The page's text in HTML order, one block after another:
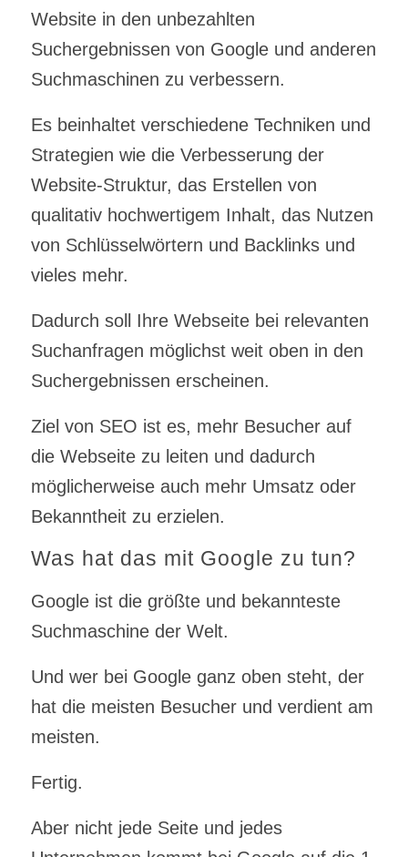
Website in den unbezahlten
Suchergebnissen von Google und anderen
Suchmaschinen zu verbessern.
Es beinhaltet verschiedene Techniken und
Strategien wie die Verbesserung der
Website-Struktur, das Erstellen von
qualitativ hochwertigem Inhalt, das Nutzen
von Schlüsselwörtern und Backlinks und
vieles mehr.
Dadurch soll Ihre Webseite bei relevanten
Suchanfragen möglichst weit oben in den
Suchergebnissen erscheinen.
Ziel von SEO ist es, mehr Besucher auf
die Webseite zu leiten und dadurch
möglicherweise auch mehr Umsatz oder
Bekanntheit zu erzielen.
Was hat das mit Google zu tun?
Google ist die größte und bekannteste
Suchmaschine der Welt.
Und wer bei Google ganz oben steht, der
hat die meisten Besucher und verdient am
meisten.
Fertig.
Aber nicht jede Seite und jedes